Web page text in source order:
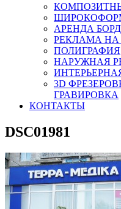
АРЕНДА
РЕКЛАМА НА
ПОЛИГРАФИЯ
НАРУЖНАЯ
3D
ГРАВИРОВКА
КОНТАКТЫ
DSC01981